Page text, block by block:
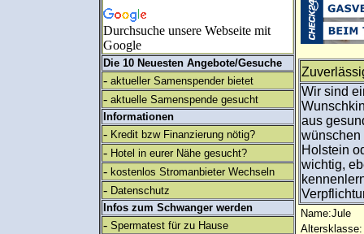
Durchsuche unsere Webseite mit
Google
Die 10 Neuesten Angebote/Gesuche
- aktueller Samenspender bietet
- aktuelle Samenspende gesucht
Informationen
- Kredit bzw Finanzierung nötig?
- Hotel in eurer Nähe gesucht?
- kostenlos Stromanbieter Wechseln
- Datenschutz
Infos zum Schwanger werden
- Spermatest für zu Hause
Wir sind
aus
wünschen
Holstein
wichtig,
Name:Jule
Altersklasse: